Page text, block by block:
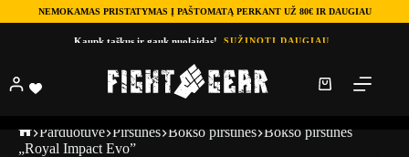
NEMOKAMAS PRISTATYMAS Į PAŠTOMATĄ PERKANT UŽ 80€ IR DAUGIAU
Kaupk taškus ir gauk nuolaidas! SUŽINOTI DAUGIAU
Parduotuve Pirštinės Bokso pirštinės Bokso pirštinės
„Royal Impact Evo”